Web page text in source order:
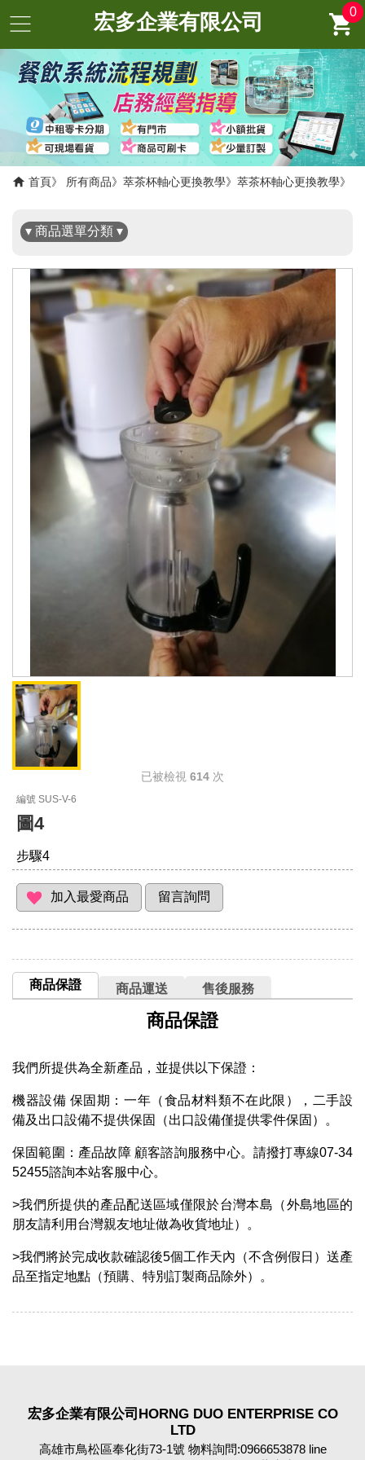
宏多企業有限公司 0
首頁 所有商品 萃茶杯軸心更換教學 萃茶杯軸心更換教學
▾ 商品選單分類 ▾
✖
已被檢視 614 次
編號 SUS-V-6
圖4
步驟4
商品保證 商品運送 售後服務
商品保證
我們所提供為全新產品，並提供以下保證：
機器設備 保固期：一年（食品材料類不在此限），二手設
備及出口設備不提供保固（出口設備僅提供零件保固）。
保固範圍：產品故障 顧客諮詢服務中心。請撥打專線07-34
52455諮詢本站客服中心。
>我們所提供的產品配送區域僅限於台灣本島（外島地區的
朋友請利用台灣親友地址做為收貨地址）。
>我們將於完成收款確認後5個工作天內（不含例假日）送產
品至指定地點（預購、特別訂製商品除外）。
宏多企業有限公司HORNG DUO ENTERPRISE CO
LTD
高雄市鳥松區奉化街73-1號 物料詢問:0966653878 line